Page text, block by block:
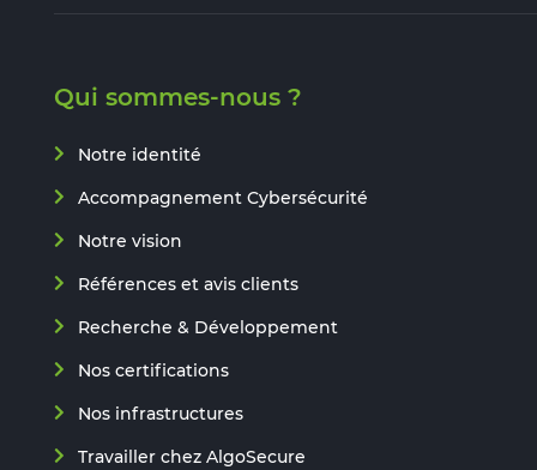
Qui sommes-nous ?
Notre identité
Accompagnement Cybersécurité
Notre vision
Références et avis clients
Recherche & Développement
Nos certifications
Nos infrastructures
Travailler chez AlgoSecure